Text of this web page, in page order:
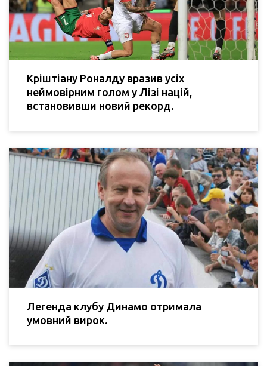
Кріштіану Роналду вразив усіх
неймовірним голом у Лізі націй,
встановивши новий рекорд.
Легенда клубу Динамо отримала
умовний вирок.